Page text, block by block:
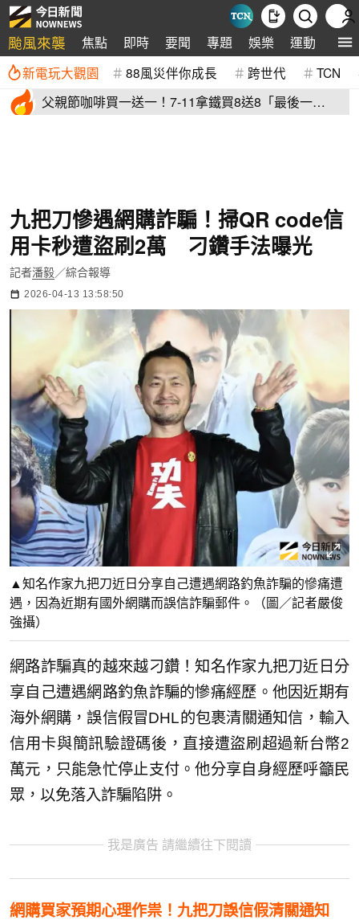
颱風來襲 焦點 即時 要聞 專題 娛樂 運動 全球
新電玩大觀園 88風災伴你成長 跨世代 TCN
父親節咖啡買一送一！7-11拿鐵買8送8「最後一
九把刀慘遇網購詐騙！掃QR code信
用卡秒遭盜刷2萬 刁鑽手法曝光
記者潘毅／綜合報導
2026-04-13 13:58:50
▲知名作家九把刀近日分享自己遭遇網路釣魚詐騙的慘痛遭
遇，因為近期有國外網購而誤信詐騙郵件。（圖／記者嚴俊
強攝）
網路詐騙真的越來越刁鑽！知名作家九把刀近日分
享自己遭遇網路釣魚詐騙的慘痛經歷。他因近期有
海外網購，誤信假冒DHL的包裹清關通知信，輸入
信用卡與簡訊驗證碼後，直接遭盜刷超過新台幣2
萬元，只能急忙停止支付。他分享自身經歷呼籲民
眾，以免落入詐騙陷阱。
我是廣告 請繼續往下閱讀
網購買家預期心理作祟！九把刀誤信假清關通知